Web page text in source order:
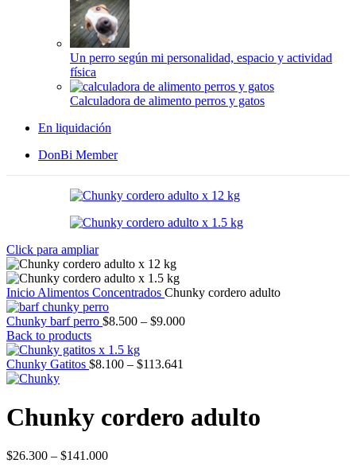
Un perro según mi personalidad, espacio y actividad
física
Calculadora de alimento perros y gatos
En liquidación
DonBi Member
Click para ampliar
Inicio Alimentos Concentrados Chunky cordero adulto
Chunky barf perro $8.500 – $9.000Price
Back to products
Chunky Gatitos $8.100 – $113.641
through
$113.641
Chunky cordero adulto
$26.300 – $141.000Price